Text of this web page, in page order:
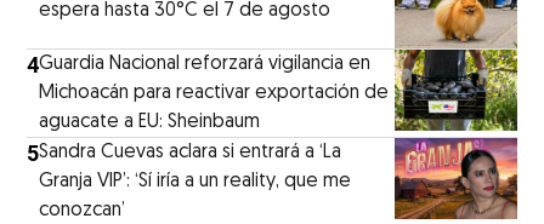
espera hasta 30°C el 7 de agosto
4Guardia Nacional reforzará vigilancia en
Michoacán para reactivar exportación de
aguacate a EU: Sheinbaum
5Sandra Cuevas aclara si entrará a ‘La
Granja VIP’: ‘Sí iría a un reality, que me
conozcan’